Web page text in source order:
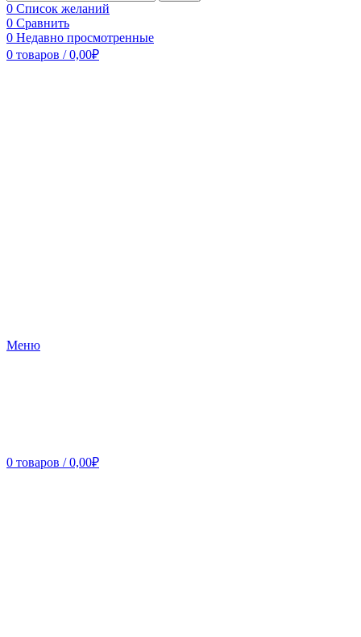
0 Список желаний
0 Сравнить
0 Недавно просмотренные
0 товаров / 0,00₽
Меню
0 товаров / 0,00₽